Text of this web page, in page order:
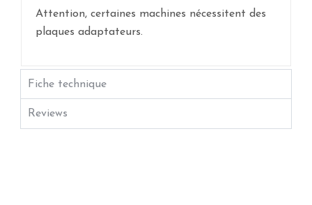
Attention, certaines machines nécessitent des
plaques adaptateurs.
Fiche technique
Reviews